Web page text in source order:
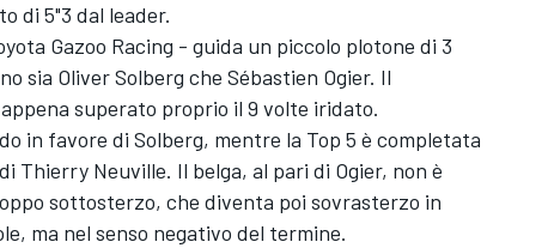
di 5"3 dal leader.
Gazoo Racing - guida un piccolo plotone di 3
sia Oliver Solberg che Sébastien Ogier. Il
superato proprio il 9 volte iridato.
in favore di Solberg, mentre la Top 5 è completata
Thierry Neuville. Il belga, al pari di Ogier, non è
sottosterzo, che diventa poi sovrasterzo in
ma nel senso negativo del termine.